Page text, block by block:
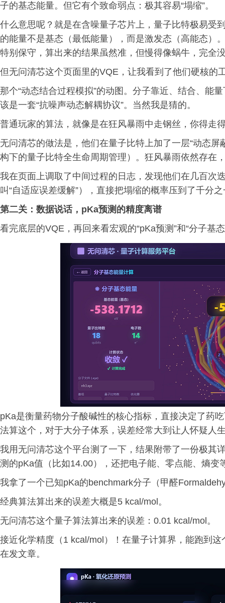
子的基态能量。但它有个致命弱点：极其容易“塌缩”。
什么意思呢？就是在含噪量子芯片上，量子比特极易受
的能量不是基态（最低能量），而是激发态（高能态）
特别保守，算出来的结果虽然准，但慢得像蜗牛，完全
但无问清芯这个页面里的VQE，让我看到了他们硬核的
那个“动态结合过程模拟”的动图。分子靠近、结合、能
该是一套“抗噪声动态解耦协议”。当然我是猜的。
普通玩家的算法，就像是在狂风暴雨中走钢丝，你得走
无问清芯的做法是，他们在量子比特上加了一层“动态
构下的量子比特全生命周期管理）。狂风暴雨依然存在
我在页面上调取了中间过程的日志，发现他们在几百次
叫“自适应误差缓解”），直接把塌缩的概率压到了千分
第二关：数据说话，pKa预测的精度离谱
看完底层的VQE，再回来看宏观的“pKa预测”和“分子基
pKa是衡量药物分子酸碱性的核心指标，直接决定了药
法算这个，对于大分子体系，误差经常大到让人怀疑人
我用无问清芯这个平台测了一下，结果附带了一份极其
测的pKa值（比如14.00），还把电子能、零点能、熵变
我拿了一个已知pKa的benchmark分子（甲醛
经典算法算出来的误差大概是5 kcal/mol。
无问清芯这个量子算法算出来的误差：0.01 kcal/mol。
接近化学精度（1 kcal/mol）！在量子计算界，能跑到
在发文章。